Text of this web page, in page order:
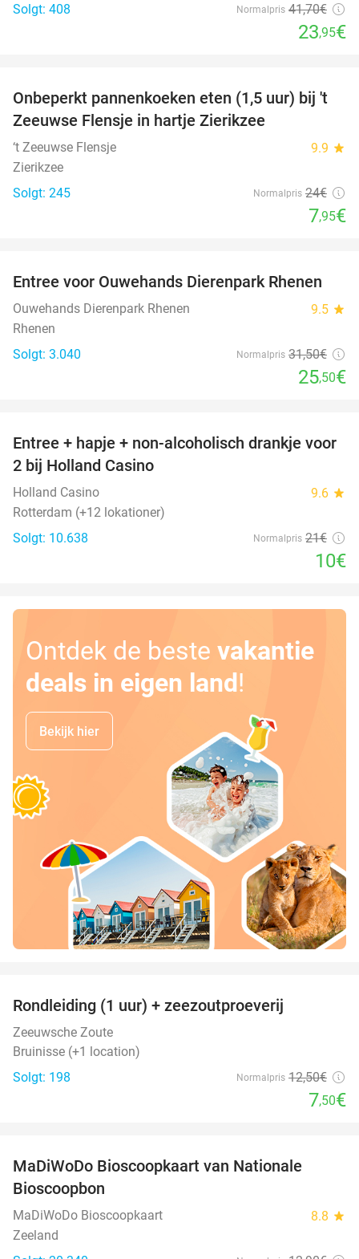
Solgt: 408
Normalpris 41,70€
23,95€
67%
Onbeperkt pannenkoeken eten (1,5 uur) bij 't
Zeeuwse Flensje in hartje Zierikzee
‘t Zeeuwse Flensje 9.9 star
Zierikzee
Solgt: 245
Normalpris 24€
7,95€
19%
Entree voor Ouwehands Dierenpark Rhenen
Ouwehands Dierenpark Rhenen 9.5 star
Rhenen
Solgt: 3.040
Normalpris 31,50€
25,50€
52%
Entree + hapje + non-alcoholisch drankje voor
2 bij Holland Casino
Holland Casino 9.6 star
Rotterdam (+12 lokationer)
Solgt: 10.638
Normalpris 21€
10€
Ontdek de beste vakantie
deals in eigen land!
Bekijk hier
Rondleiding (1 uur) + zeezoutproeverij
Zeeuwsche Zoute
Bruinisse (+1 location)
Solgt: 198
Normalpris 12,50€
7,50€
MaDiWoDo Bioscoopkaart van Nationale
Bioscoopbon
MaDiWoDo Bioscoopkaart 8.8 star
Zeeland